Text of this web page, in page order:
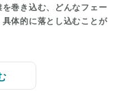
巻き込む、どんなフェー
体的に落とし込むことが